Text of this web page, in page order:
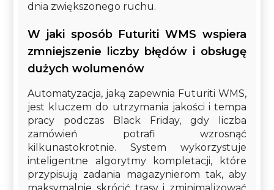
dnia zwiększonego ruchu.
W jaki sposób Futuriti WMS wspiera
zmniejszenie liczby błędów i obsługę
dużych wolumenów
Automatyzacja, jaką zapewnia Futuriti WMS,
jest kluczem do utrzymania jakości i tempa
pracy podczas Black Friday, gdy liczba
zamówień potrafi wzrosnąć
kilkunastokrotnie. System wykorzystuje
inteligentne algorytmy kompletacji, które
przypisują zadania magazynierom tak, aby